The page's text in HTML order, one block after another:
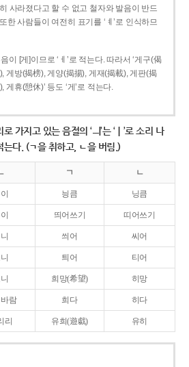
사라졌다고 할 수 없고 철자와 발음이 반드
한 사람들이 여전히 표기를 ‘ㅖ’로 인식하므
이 [게]이므로 ‘ㅔ’로 적는다. 따라서 ‘게구(偈
게방(揭榜), 게양(揭揚), 게재(揭載), 게판(揭
휴(憩休)’ 등도 ‘게’로 적는다.
로 가지고 있는 음절의 ‘ㅢ’는 ‘ㅣ’로 소리 나
는다. (ㄱ을 취하고, ㄴ을 버림.)
ㄱ ㄴ
닁큼 닝큼
띄어쓰기 띠어쓰기
씌어 씨어
틔어 티어
희망(希望) 히망
람 희다 히다
리 유희(遊戱) 유히